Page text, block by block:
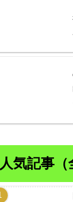
人気記事（